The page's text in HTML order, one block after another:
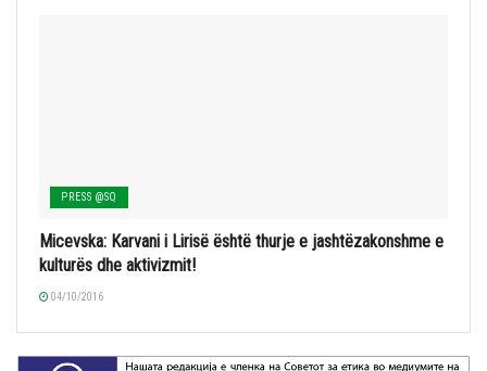
PRESS @SQ
Micevska: Karvani i Lirisë është thurje e jashtëzakonshme e
kulturës dhe aktivizmit!
04/10/2016